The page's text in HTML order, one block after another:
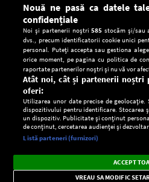
Setări:
Dark
Mode
Radio live, podcasturi, știri și
importante.
Nouă ne pasă ca datele
confidențiale
Noi și partenerii noștri585 stocăm și/sau
dvs., precum identificatorii cookie unici
personal. Puteți accepta sau gestiona
orice moment, pe pagina cu politica de
raportate partenerilor noștri și nu vă vor
Atât noi, cât și partenerii noștri
oferi:
Utilizarea unor date precise de
dispozitivului pentru identificare. Stocarea
un dispozitiv. Publicitate și conținut
de conținut, cercetarea audienței și
Listă parteneri (furnizori)
ACCEPT
VREAU SA MODIFIC